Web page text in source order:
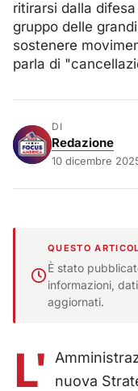
ritirarsi dalla
gruppo delle
sostenere
parla di
DI
Redazione
10 dicembre
QUESTO
È stato
informazioni,
aggiornati.
L'
nuova